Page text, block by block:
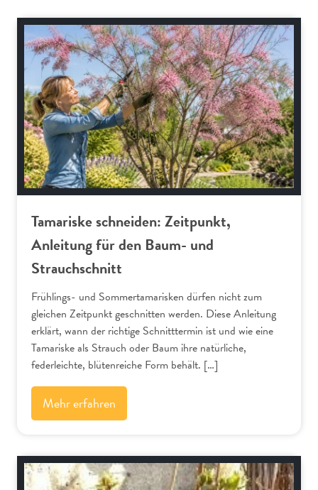
Gartenpraxis
Tamariske schneiden: Zeitpunkt,
Anleitung für den Baum- und
Strauchschnitt
Frühlings- und Sommertamarisken dürfen nicht zum
gleichen Zeitpunkt geschnitten werden. Diese Anleitung
erklärt, wann der richtige Schnitttermin ist und wie eine
Tamariske als Strauch oder Baum ihre natürliche,
federleichte, blütenreiche Form behält. […]
Mehr erfahren
Schnitt-Anleitungen